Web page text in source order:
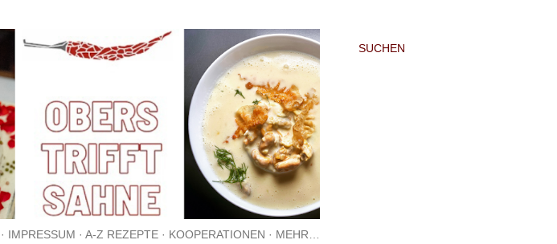
SUCHEN
IMPRESSUM A-Z REZEPTE KOOPERATIONEN MEHR…